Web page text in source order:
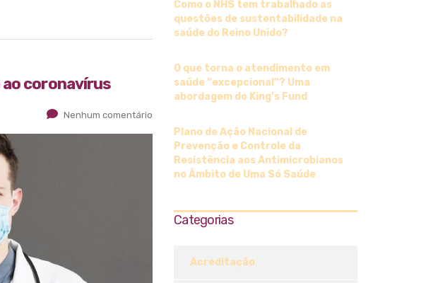
coronavírus
Nenhum comentário
Como o NHS tem trabalhado as
questões de sustentabilidade na
saúde do Reino Unido?
O que torna o atendimento em
saúde “excepcional”? Uma
abordagem do King’s Fund
Plano de Ação Nacional de
Prevenção e Controle da
Resistência aos Antimicrobianos
no Âmbito de Uma Só Saúde
Categorias
Acreditação